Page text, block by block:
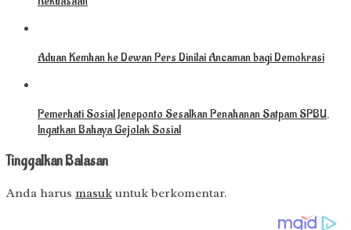
Aduan Kemhan ke Dewan Pers Dinilai Ancaman bagi Demokrasi
Pemerhati Sosial Jeneponto Sesalkan Penahanan Satpam SPBU,
Ingatkan Bahaya Gejolak Sosial
Tinggalkan Balasan
Anda harus masuk untuk berkomentar.